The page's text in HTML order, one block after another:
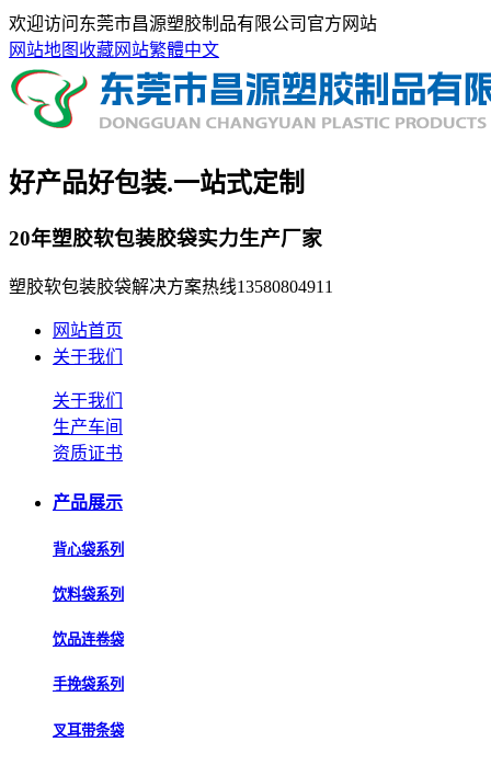
欢迎访问东莞市昌源塑胶制品有限公司官方网站
网站地图 收藏网站繁體中文
好产品好包装.一站式定制
20年塑胶软包装胶袋实力生产厂家
塑胶软包装胶袋解决方案热线13580804911
网站首页
关于我们
关于我们
生产车间
资质证书
产品展示
背心袋系列
饮料袋系列
饮品连卷袋
手挽袋系列
叉耳带条袋